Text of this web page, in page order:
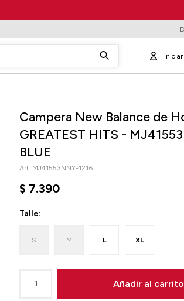
Campera New Balance de
GREATEST HITS -
BLUE
MJ41553NNY-1216
$ 7.390
Talle:
S M L XL
1 Añadir al carrito